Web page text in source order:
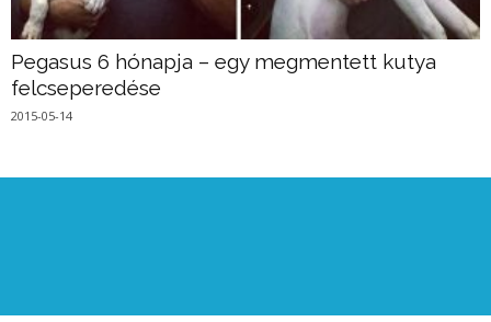
Pegasus 6 hónapja – egy megmentett kutya
felcseperedése
2015-05-14